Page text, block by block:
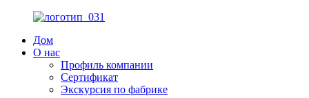
Дом
О нас
Профиль компании
Сертификат
Экскурсия по фабрике